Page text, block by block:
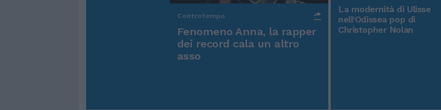
Controtempo
Fenomeno Anna, la rapper
dei record cala un altro
asso
La modernità di Ulisse
nell'Odissea pop di
Christopher Nolan